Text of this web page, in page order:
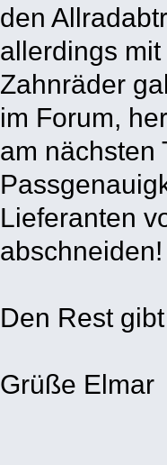
den
allerdings
Zahnräder
im Forum,
am nächsten
Lieferanten
abschneiden!
Den Rest
Grüße Elmar